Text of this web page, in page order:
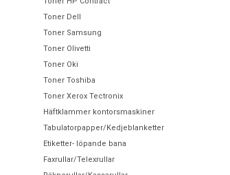
Toner Dell
Toner Samsung
Toner Olivetti
Toner Oki
Toner Toshiba
Toner Xerox Tectronix
Häftklammer kontorsmaskiner
Tabulatorpapper/Kedjeblanketter
Etiketter- löpande bana
Faxrullar/Telexrullar